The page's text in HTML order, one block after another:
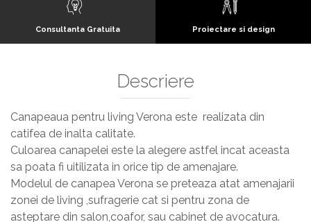
Consultanta Gratuita Proiectare si design
Descriere
Canapeaua pentru living Verona este realizata din
catifea de inalta calitate.
Culoarea canapelei este la alegere astfel incat aceasta
sa poata fi uitilizata in orice tip de amenajare.
Modelul de canapea Verona se preteaza atat amenajarii
zonei de living ,sufragerie cat si pentru zona de
asteptare din salon,coafor, sau cabinet de avocatura.